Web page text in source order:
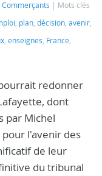
Commerçants
Mots clés
, plan, décision, avenir,
, enseignes, France,
redonner
dont
par Michel
l'avenir des
de leur
du tribunal